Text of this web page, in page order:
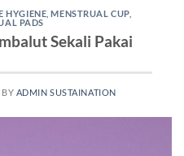
HYGIENE ,MENSTRUAL CUP,
PADS
Sekali Pakai
BY ADMIN SUSTAINATION